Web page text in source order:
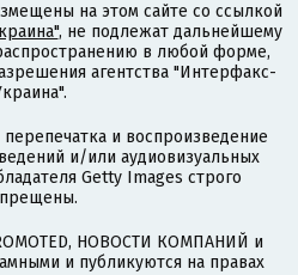
на этом сайте со ссылкой
, не подлежат дальнейшему
в любой форме,
агентства "Интерфакс-
и воспроизведение
и/или аудиовизуальных
Getty Images строго
НОВОСТИ КОМПАНИЙ и
и публикуются на правах